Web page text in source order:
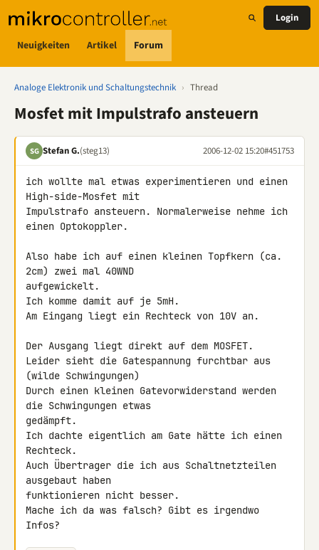
Neuigkeiten Artikel Forum
Login
Analoge Elektronik und Schaltungstechnik › Thread
Mosfet mit Impulstrafo ansteuern
SG Stefan G.(steg13) 2006-12-02 15:20#451753
ich wollte mal etwas experimentieren und einen
High-side-Mosfet mit
Impulstrafo ansteuern. Normalerweise nehme ich
einen Optokoppler.
Also habe ich auf einen kleinen Topfkern (ca.
2cm) zwei mal 40WND
aufgewickelt.
Ich komme damit auf je 5mH.
Am Eingang liegt ein Rechteck von 10V an.
Der Ausgang liegt direkt auf dem MOSFET.
Leider sieht die Gatespannung furchtbar aus
(wilde Schwingungen)
Durch einen kleinen Gatevorwiderstand werden
die Schwingungen etwas
gedämpft.
Ich dachte eigentlich am Gate hätte ich einen
Rechteck.
Auch Übertrager die ich aus Schaltnetzteilen
ausgebaut haben
funktionieren nicht besser.
Mache ich da was falsch? Gibt es irgendwo
Infos?